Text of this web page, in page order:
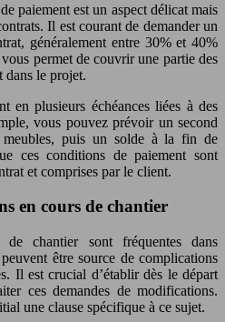
paiement est un aspect délicat mais
Il est courant de demander un
généralement entre 30% et 40%
permet de couvrir une partie des
dans le projet.
en plusieurs échéances liées à des
vous pouvez prévoir un second
puis un solde à la fin de
ces conditions de paiement sont
et comprises par le client.
en cours de chantier
chantier sont fréquentes dans
être source de complications
Il est crucial d’établir dès le départ
ces demandes de modifications.
une clause spécifique à ce sujet.